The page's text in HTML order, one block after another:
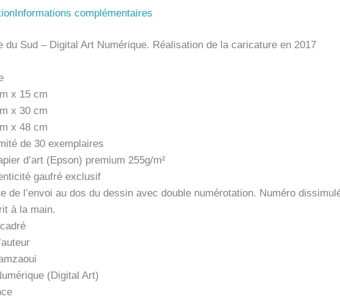
Informations complémentaires
du Sud – Digital Art Numérique. Réalisation de la caricature en 2017
x 15 cm
x 30 cm
x 48 cm
de 30 exemplaires
d’art (Epson) premium 255g/m²
gaufré exclusif
de l’envoi au dos du dessin avec double numérotation. Numéro
à la main.
(Digital Art)